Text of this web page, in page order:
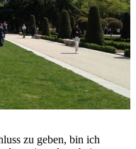
zu geben, bin ich